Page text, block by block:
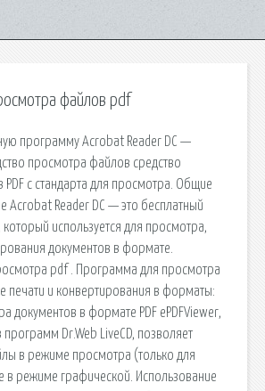
файлов pdf
программу Acrobat Reader DC —
просмотра файлов средство
с стандарта для просмотра. Общие
Acrobat Reader DC — это бесплатный
используется для просмотра,
документов в формате.
pdf . Программа для просмотра
печати и конвертирования в форматы:
документов в формате PDF ePDFViewer,
Dr.Web LiveCD, позволяет
в режиме просмотра (только для
в режиме графической. Использование